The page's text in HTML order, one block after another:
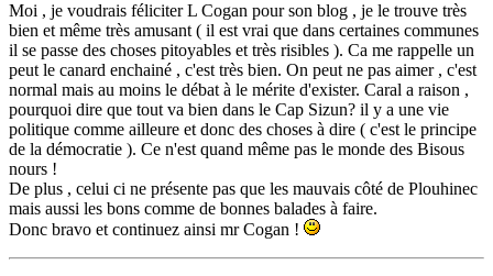
Moi , je voudrais féliciter L Cogan pour son blog , je le trouve très
bien et même très amusant ( il est vrai que dans certaines communes
il se passe des choses pitoyables et très risibles ). Ca me rappelle un
peut le canard enchainé , c'est très bien. On peut ne pas aimer , c'est
normal mais au moins le débat à le mérite d'exister. Caral a raison ,
pourquoi dire que tout va bien dans le Cap Sizun? il y a une vie
politique comme ailleure et donc des choses à dire ( c'est le principe
de la démocratie ). Ce n'est quand même pas le monde des Bisous
nours !
De plus , celui ci ne présente pas que les mauvais côté de Plouhinec
mais aussi les bons comme de bonnes balades à faire.
Donc bravo et continuez ainsi mr Cogan !